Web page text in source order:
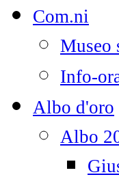
Com.ni
Museo
Info-
Albo d'oro
Albo